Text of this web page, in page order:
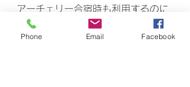
アーチェリー合宿時も利用するのに
便利である。現状は旅館に上がっ
て、中のトイレを利用する形となっ
Phone Email Facebook